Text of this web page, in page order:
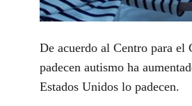
De acuerdo al Centro para el
padecen autismo ha
Estados Unidos lo padecen.